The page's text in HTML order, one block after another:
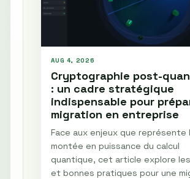
AUG 4, 2026
Cryptographie post-
: un cadre stratégique
indispensable pour
migration en entreprise
Face aux enjeux que représente
montée en puissance du calcul
quantique, cet article explore
et bonnes pratiques pour une